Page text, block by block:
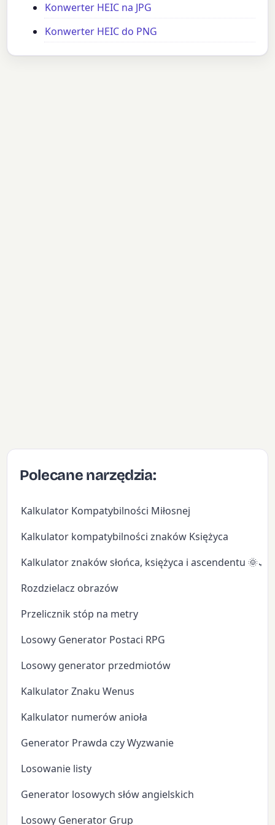
Konwerter HEIC na JPG
Konwerter HEIC do PNG
Polecane narzędzia:
Kalkulator Kompatybilności Miłosnej
Kalkulator kompatybilności znaków Księżyca
Kalkulator znaków słońca, księżyca i ascendentu
Rozdzielacz obrazów
Przelicznik stóp na metry
Losowy Generator Postaci RPG
Losowy generator przedmiotów
Kalkulator Znaku Wenus
Kalkulator numerów anioła
Generator Prawda czy Wyzwanie
Losowanie listy
Generator losowych słów angielskich
Losowy Generator Grup